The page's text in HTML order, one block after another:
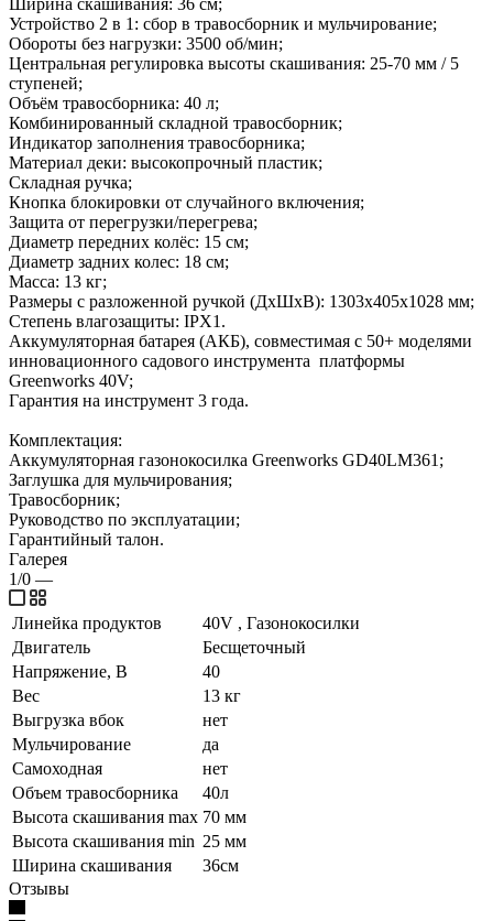
Устройство 2 в 1: сбор в травосборник и мульчирование;
Обороты без нагрузки: 3500 об/мин;
Центральная регулировка высоты скашивания: 25-70 мм / 5
ступеней;
Объём травосборника: 40 л;
Комбинированный складной травосборник;
Индикатор заполнения травосборника;
Материал деки: высокопрочный пластик;
Складная ручка;
Кнопка блокировки от случайного включения;
Защита от перегрузки/перегрева;
Диаметр передних колёс: 15 см;
Диаметр задних колес: 18 см;
Масса: 13 кг;
Размеры с разложенной ручкой (ДхШхВ): 1303х405х1028 мм;
Степень влагозащиты: IPX1.
Аккумуляторная батарея (АКБ), совместимая с 50+ моделями
инновационного садового инструмента платформы
Greenworks 40V;
Гарантия на инструмент 3 года.
Комплектация:
Аккумуляторная газонокосилка Greenworks GD40LM361;
Заглушка для мульчирования;
Травосборник;
Руководство по эксплуатации;
Гарантийный талон.
Галерея
1/0 —
Линейка продуктов
40V , Газонокосилки
Двигатель
Бесщеточный
Напряжение, В
40
Вес
13 кг
Выгрузка вбок
нет
Мульчирование
да
Самоходная
нет
Объем травосборника
40л
Высота скашивания max 70 мм
Высота скашивания min 25 мм
Ширина скашивания
36см
Отзывы